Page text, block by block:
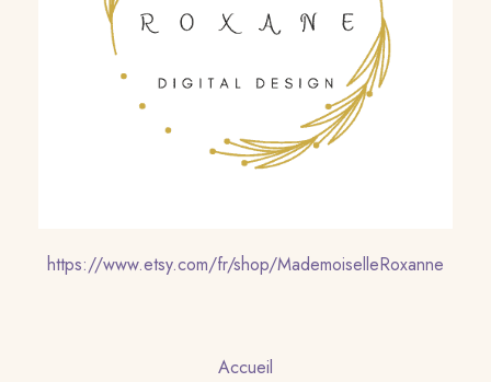
https://www.etsy.com/fr/shop/MademoiselleRoxanne
Accueil